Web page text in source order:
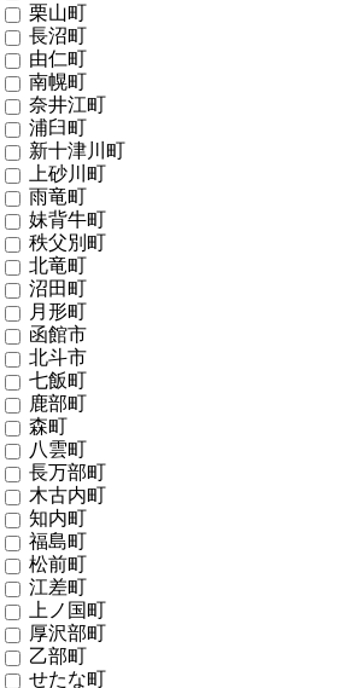
栗山町
長沼町
由仁町
南幌町
奈井江町
浦臼町
新十津川町
上砂川町
雨竜町
妹背牛町
秩父別町
北竜町
沼田町
月形町
函館市
北斗市
七飯町
鹿部町
森町
八雲町
長万部町
木古内町
知内町
福島町
松前町
江差町
上ノ国町
厚沢部町
乙部町
せたな町